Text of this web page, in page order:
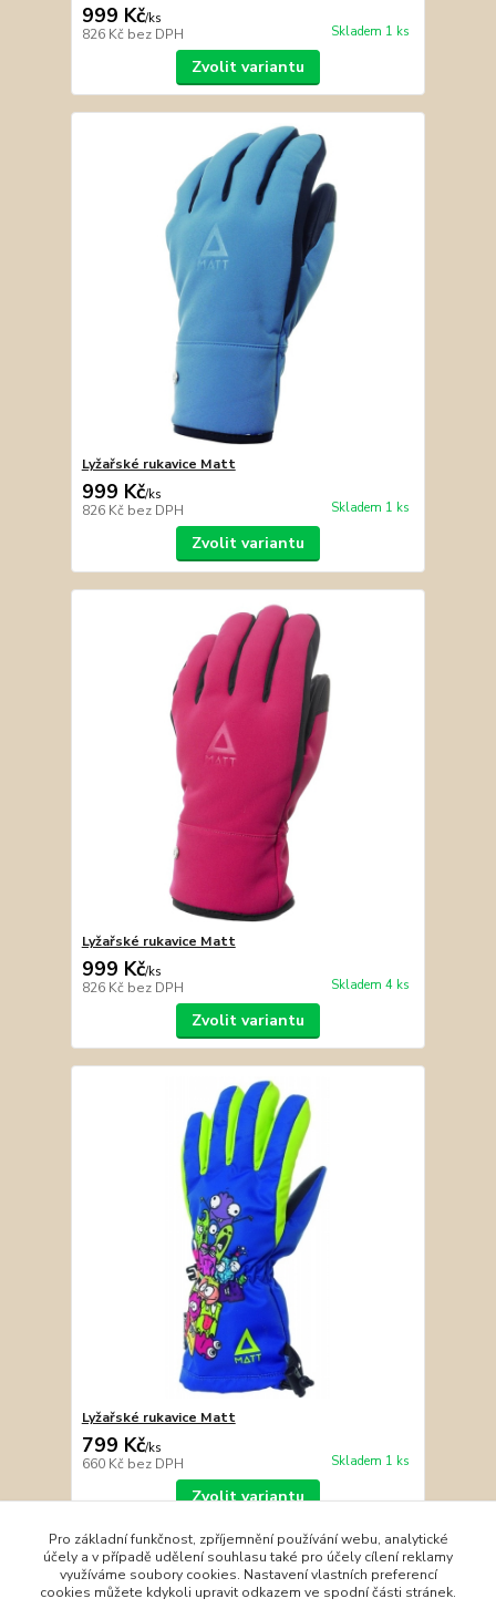
999 Kč/ks
826 Kč bez DPH Skladem 1 ks
Zvolit variantu
Lyžařské rukavice Matt
999 Kč/ks
826 Kč bez DPH Skladem 1 ks
Zvolit variantu
Lyžařské rukavice Matt
999 Kč/ks
826 Kč bez DPH Skladem 4 ks
Zvolit variantu
Lyžařské rukavice Matt
799 Kč/ks
660 Kč bez DPH Skladem 1 ks
Zvolit variantu
strana z 1
Pro základní funkčnost, zpříjemnění používání webu, analytické
účely a v případě udělení souhlasu také pro účely cílení reklamy
využíváme soubory cookies. Nastavení vlastních preferencí
cookies můžete kdykoli upravit odkazem ve spodní části stránek.